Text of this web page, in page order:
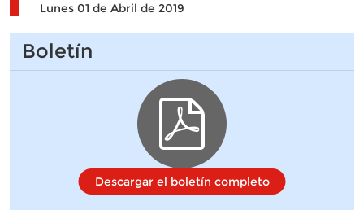
Lunes 01 de Abril de 2019
Boletín
Descargar el boletín completo